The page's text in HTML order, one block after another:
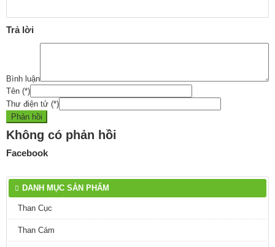
Trả lời
Bình luận
Tên (*)
Thư điện tử (*)
Không có phản hồi
Facebook
DANH MỤC SẢN PHẨM
Than Cục
Than Cám